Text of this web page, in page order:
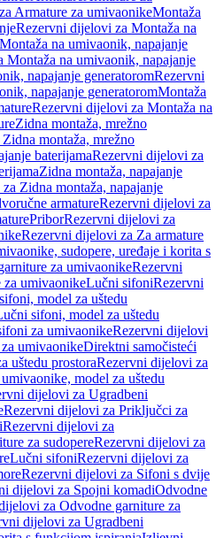
Armature za umivaonikeMontaža
Rezervni dijelovi za Montaža na
Montaža na umivaonik, napajanje
Montaža na umivaonik, napajanje
napajanje generatoromRezervni
napajanje generatoromMontaža
Rezervni dijelovi za Montaža na
Zidna montaža, mrežno
montaža, mrežno
baterijamaRezervni dijelovi za
Zidna montaža, napajanje
Zidna montaža, napajanje
armatureRezervni dijelovi za
PriborRezervni dijelovi za
Rezervni dijelovi za Za armature
sudopere, uređaje i korita s
za umivaonikeRezervni
umivaonikeLučni sifoniRezervni
model za uštedu
sifoni, model za uštedu
za umivaonikeRezervni dijelovi
umivaonikeDirektni samočisteći
uštedu prostoraRezervni dijelovi za
model za uštedu
dijelovi za Ugradbeni
Rezervni dijelovi za Priključci za
Rezervni dijelovi za
za sudopereRezervni dijelovi za
Lučni sifoniRezervni dijelovi za
Rezervni dijelovi za Sifoni s dvije
dijelovi za Spojni komadiOdvodne
za Odvodne garniture za
dijelovi za Ugradbeni